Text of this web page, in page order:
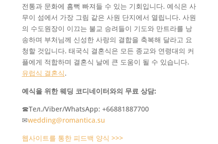
전통과 문화에 흠뻑 빠져들 수 있는 기회입니다. 예식은 사
무이 섬에서 가장 그림 같은 사원 단지에서 열립니다. 사원
의 수도원장이 이끄는 불교 승려들이 기도와 만트라를 낭
송하며 부처님께 신성한 사랑의 결합을 축복해 달라고 요
청할 것입니다. 태국식 결혼식은 모든 종교와 연령대의 커
플에게 적합하며 결혼식 날에 큰 도움이 될 수 있습니다.
유럽식 결혼식.
예식을 위한 웨딩 코디네이터와의 무료 상담:
☎Тел./Viber/WhatsApp: +66881887700
✉wedding@romantica.su
웹사이트를 통한 피드백 양식 >>>